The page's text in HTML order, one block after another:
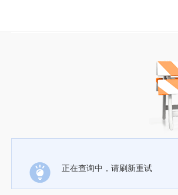
正在查询中，请刷新重试